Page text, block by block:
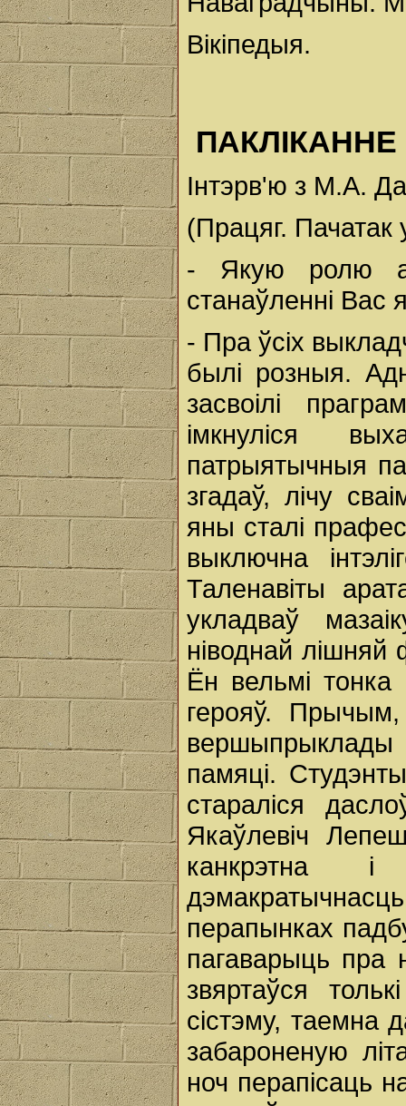
Вікіпедыя.
Інтэрв'ю з М.А.
(Працяг.
- Якую ролю
станаўленні Вас
- Пра ўсіх
былі розныя.
засвоілі
імкнуліся
патрыятычныя
згадаў, лічу
яны сталі
выключна
Таленавіты
укладваў
ніводнай
Ён вельмі тонка
герояў.
вершыпрыклады
памяці.
стараліся
Якаўлевіч
канкрэтна
перапынках
пагаварыць пра
звяртаўся
сістэму, таемна
забароненую
ноч перапісаць